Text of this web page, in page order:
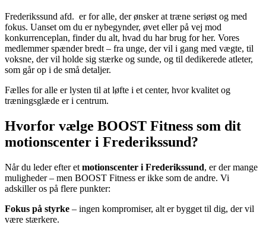
Frederikssund afd. er for alle, der ønsker at træne seriøst og med
fokus. Uanset om du er nybegynder, øvet eller på vej mod
konkurrenceplan, finder du alt, hvad du har brug for her. Vores
medlemmer spænder bredt – fra unge, der vil i gang med vægte, til
voksne, der vil holde sig stærke og sunde, og til dedikerede atleter,
som går op i de små detaljer.
Fælles for alle er lysten til at løfte i et center, hvor kvalitet og
træningsglæde er i centrum.
Hvorfor vælge BOOST Fitness som dit
motionscenter i Frederikssund?
Når du leder efter et motionscenter i Frederikssund, er der mange
muligheder – men BOOST Fitness er ikke som de andre. Vi
adskiller os på flere punkter:
Fokus på styrke – ingen kompromiser, alt er bygget til dig, der vil
være stærkere.